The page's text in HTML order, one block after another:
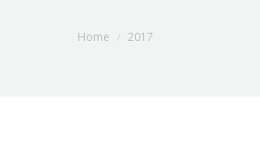
You are here:
Home 2017